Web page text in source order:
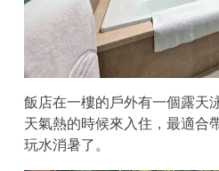
飯店在一樓的戶外有一個露天
天氣熱的時候來入住，最適合
玩水消暑了。